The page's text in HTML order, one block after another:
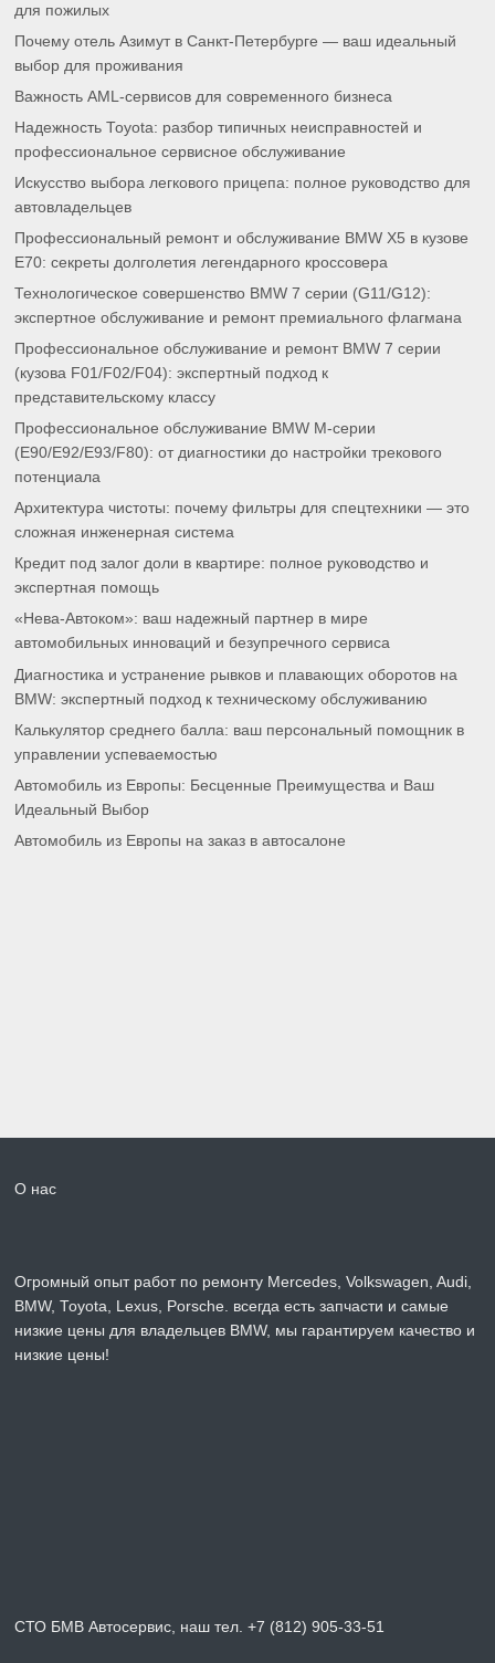
для пожилых
Почему отель Азимут в Санкт-Петербурге — ваш идеальный
выбор для проживания
Важность AML-сервисов для современного бизнеса
Надежность Toyota: разбор типичных неисправностей и
профессиональное сервисное обслуживание
Искусство выбора легкового прицепа: полное руководство для
автовладельцев
Профессиональный ремонт и обслуживание BMW X5 в кузове
E70: секреты долголетия легендарного кроссовера
Технологическое совершенство BMW 7 серии (G11/G12):
экспертное обслуживание и ремонт премиального флагмана
Профессиональное обслуживание и ремонт BMW 7 серии
(кузова F01/F02/F04): экспертный подход к
представительскому классу
Профессиональное обслуживание BMW M-серии
(E90/E92/E93/F80): от диагностики до настройки трекового
потенциала
Архитектура чистоты: почему фильтры для спецтехники — это
сложная инженерная система
Кредит под залог доли в квартире: полное руководство и
экспертная помощь
«Нева-Автоком»: ваш надежный партнер в мире
автомобильных инноваций и безупречного сервиса
Диагностика и устранение рывков и плавающих оборотов на
BMW: экспертный подход к техническому обслуживанию
Калькулятор среднего балла: ваш персональный помощник в
управлении успеваемостью
Автомобиль из Европы: Бесценные Преимущества и Ваш
Идеальный Выбор
Автомобиль из Европы на заказ в автосалоне
О нас
Огромный опыт работ по ремонту Mercedes, Volkswagen, Audi,
BMW, Toyota, Lexus, Porsche. всегда есть запчасти и самые
низкие цены для владельцев BMW, мы гарантируем качество и
низкие цены!
СТО БМВ Автосервис, наш тел. +7 (812) 905-33-51